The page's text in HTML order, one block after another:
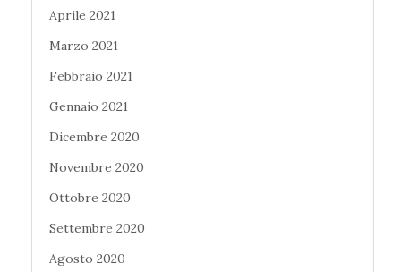
Aprile 2021
Marzo 2021
Febbraio 2021
Gennaio 2021
Dicembre 2020
Novembre 2020
Ottobre 2020
Settembre 2020
Agosto 2020